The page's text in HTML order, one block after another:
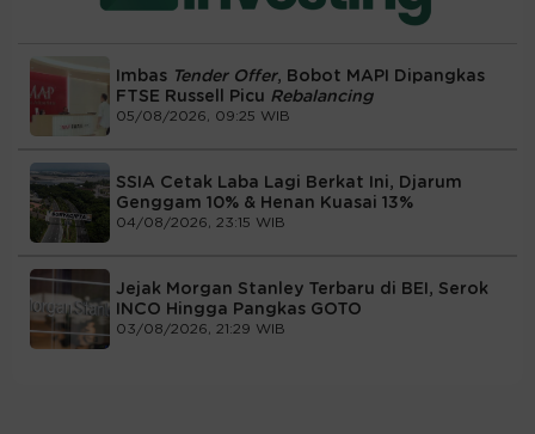
Imbas Tender Offer, Bobot MAPI Dipangkas
FTSE Russell Picu Rebalancing
05/08/2026, 09:25 WIB
SSIA Cetak Laba Lagi Berkat Ini, Djarum
Genggam 10% & Henan Kuasai 13%
04/08/2026, 23:15 WIB
Jejak Morgan Stanley Terbaru di BEI, Serok
INCO Hingga Pangkas GOTO
03/08/2026, 21:29 WIB